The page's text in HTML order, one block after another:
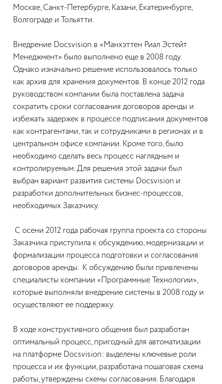
Москве, Санкт-Петербурге, Казани, Екатеринбурге,
Волгограде и Тольятти.
Внедрение Docsvision в «Манхэттен Риал Эстейт
Менеджмент» было выполнено еще в 2008 году.
Однако изначально решение использовалось только
как архив для хранения документов. В конце 2012 года
руководством компании была поставлена задача
сократить сроки согласования договоров аренды и
избежать задержек в процессе подписания документов
как контрагентами, так и сотрудниками в регионах и в
центральном офисе компании. Кроме того, было
необходимо сделать весь процесс наглядным и
контролируемым. Для решения этой задачи был
выбран вариант развития системы Docsvision и
разработки дополнительных бизнес-процессов,
необходимых Заказчику.
С осени 2012 года рабочая группа проекта со стороны
Заказчика приступила к обсуждению, модернизации и
формализации процесса подготовки и согласования
договоров аренды. К обсуждению были привлечены
специалисты компании «Программные Технологии»,
которые выполняли внедрение системы в 2008 году и
осуществляют ее поддержку.
В ходе конструктивного общения был разработан
оптимальный процесс, пригодный для автоматизации
на платформе Docsvision: выделены ключевые роли
процесса и их функции, разработана пошаговая схема
работы, утверждены схемы согласования. Благодаря